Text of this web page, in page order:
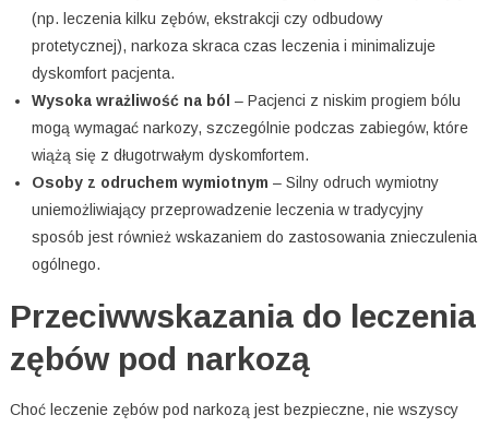
(np. leczenia kilku zębów, ekstrakcji czy odbudowy
protetycznej), narkoza skraca czas leczenia i minimalizuje
dyskomfort pacjenta.
Wysoka wrażliwość na ból – Pacjenci z niskim progiem bólu
mogą wymagać narkozy, szczególnie podczas zabiegów, które
wiążą się z długotrwałym dyskomfortem.
Osoby z odruchem wymiotnym – Silny odruch wymiotny
uniemożliwiający przeprowadzenie leczenia w tradycyjny
sposób jest również wskazaniem do zastosowania znieczulenia
ogólnego.
Przeciwwskazania do leczenia
zębów pod narkozą
Choć leczenie zębów pod narkozą jest bezpieczne, nie wszyscy